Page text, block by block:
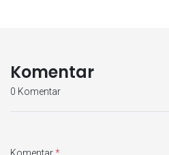
Komentar
0 Komentar